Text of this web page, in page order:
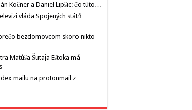
Kočner a Daniel Lipšic: čo túto…
vláda Spojených států
bezdomovcom skoro nikto
Matúša Šutaja Eštoka má
mailu na protonmail z